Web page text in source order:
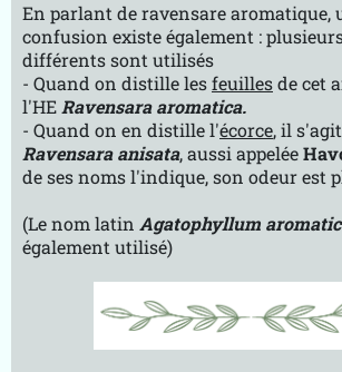
En parlant de ravensare aromatique,
confusion existe également :
différents sont utilisés
- Quand on distille lesfeuillesde cet
l'HERavensara aromatica.
- Quand on en distille l'écorce, il
Ravensara anisata, aussi appelée
de ses noms l'indique, son odeur est
(Le nom latin Agatophyllum
également utilisé)